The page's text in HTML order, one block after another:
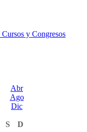
y Congresos
Abr
Ago
Dic
S
D